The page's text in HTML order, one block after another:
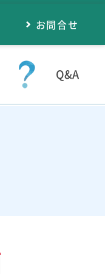
Q&A
お問合せ